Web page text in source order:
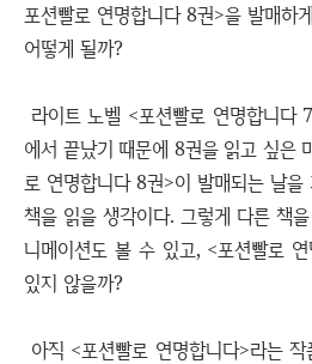
포션빨로 연명합니다 8권>을 발매하
어떻게 될까?
라이트 노벨 <포션빨로 연명합니다
에서 끝났기 때문에 8권을 읽고 싶은
로 연명합니다 8권>이 발매되는 날
책을 읽을 생각이다. 그렇게 다른 책
니메이션도 볼 수 있고, <포션빨로
있지 않을까?
아직 <포션빨로 연명합니다>라는